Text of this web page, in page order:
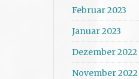
Februar 2023
Januar 2023
Dezember 2022
November 2022